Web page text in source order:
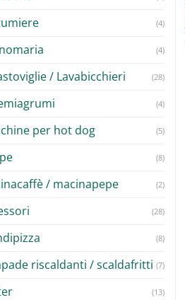
(4)
(4)
/ Lavabicchieri (28)
(4)
per hot dog (5)
(8)
/ macinapepe (2)
(28)
(8)
riscaldanti / scaldafritti (7)
(13)
Armadio a Ripiani con ante
scorrevoli PUGLIAINOX
1.200,00